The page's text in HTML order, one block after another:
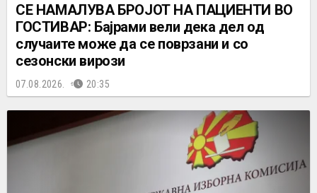
СЕ НАМАЛУВА БРОЈОТ НА ПАЦИЕНТИ ВО
ГОСТИВАР: Бајрами вели дека дел од
случаите може да се поврзани и со
сезонски вирози
07.08.2026. 20:35